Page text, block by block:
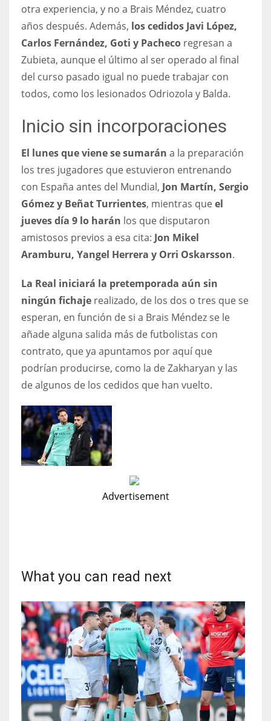
WSH
26
otra experiencia, y no a Brais Méndez, cuatro
años después. Además, los cedidos Javi López,
Carlos Fernández, Goti y Pacheco regresan a
Zubieta, aunque el último al ser operado al final
del curso pasado igual no puede trabajar con
todos, como los lesionados Odriozola y Balda.
Inicio sin incorporaciones
El lunes que viene se sumarán a la preparación
los tres jugadores que estuvieron entrenando
con España antes del Mundial, Jon Martín, Sergio
Gómez y Beñat Turrientes, mientras queel
jueves día 9 lo harán los que disputaron
amistosos previos a esa cita: Jon Mikel
Aramburu, Yangel Herrera y Orri Oskarsson.
La Real iniciará la pretemporada aún sin
ningún fichaje realizado, de los dos o tres que se
esperan, en función de si a Brais Méndez se le
añade alguna salida más de futbolistas con
contrato, que ya apuntamos por aquí que
podrían producirse, como la de Zakharyan y las
de algunos de los cedidos que han vuelto.
Advertisement
What you can read next